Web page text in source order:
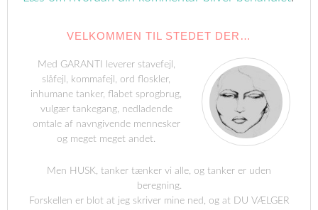
VELKOMMEN TIL STEDET DER…
Med GARANTI leverer stavefejl,
slåfejl, kommafejl, ord floskler,
inhumane tanker, flabet sprogbrug,
vulgær tankegang, nedladende
omtale af navngivende mennesker
og meget meget andet.
Men HUSK, tanker tænker vi alle, og tanker er uden
beregning.
Forskellen er blot at jeg skriver mine ned, og at DU VÆLGER